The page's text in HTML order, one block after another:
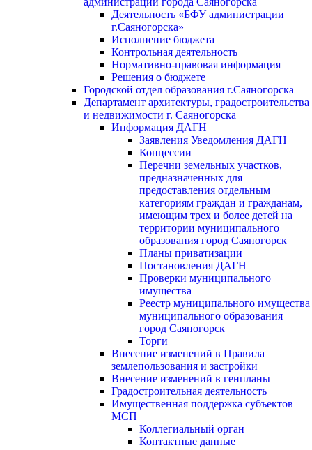
Деятельность «БФУ администрации
г.Саяногорска»
Исполнение бюджета
Контрольная деятельность
Нормативно-правовая информация
Решения о бюджете
Городской отдел образования г.Саяногорска
Департамент архитектуры, градостроительства
и недвижимости г. Саяногорска
Информация ДАГН
Заявления Уведомления ДАГН
Концессии
Перечни земельных участков,
предназначенных для
предоставления отдельным
категориям граждан и гражданам,
имеющим трех и более детей на
территории муниципального
образования город Саяногорск
Планы приватизации
Постановления ДАГН
Проверки муниципального
имущества
Реестр муниципального имущества
муниципального образования
город Саяногорск
Торги
Внесение изменений в Правила
землепользования и застройки
Внесение изменений в генпланы
Градостроительная деятельность
Имущественная поддержка субъектов
МСП
Коллегиальный орган
Контактные данные